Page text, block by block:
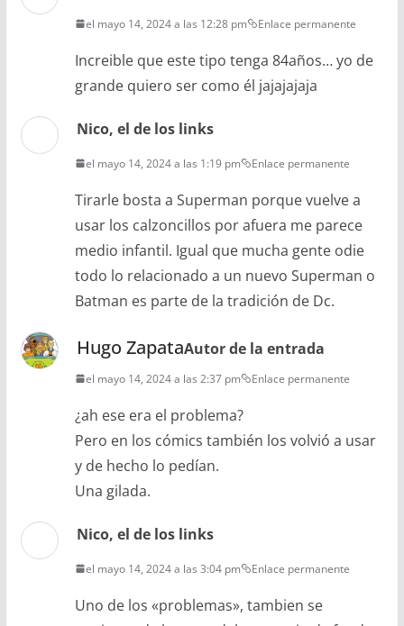
el mayo 14, 2024 a las 12:28 pm Enlace permanente
Increible que este tipo tenga 84años… yo de
grande quiero ser como él jajajajaja
Nico, el de los links
el mayo 14, 2024 a las 1:19 pm Enlace permanente
Tirarle bosta a Superman porque vuelve a
usar los calzoncillos por afuera me parece
medio infantil. Igual que mucha gente odie
todo lo relacionado a un nuevo Superman o
Batman es parte de la tradición de Dc.
Hugo ZapataAutor de la entrada
el mayo 14, 2024 a las 2:37 pm Enlace permanente
¿ah ese era el problema?
Pero en los cómics también los volvió a usar
y de hecho lo pedían.
Una gilada.
Nico, el de los links
el mayo 14, 2024 a las 3:04 pm Enlace permanente
Uno de los «problemas», tambien se